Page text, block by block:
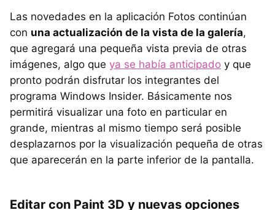
Las novedades en la aplicación Fotos continúan
con una actualización de la vista de la galería,
que agregará una pequeña vista previa de otras
imágenes, algo que ya se había anticipado y que
pronto podrán disfrutar los integrantes del
programa Windows Insider. Básicamente nos
permitirá visualizar una foto en particular en
grande, mientras al mismo tiempo será posible
desplazarnos por la visualización pequeña de otras
que aparecerán en la parte inferior de la pantalla.
Editar con Paint 3D y nuevas opciones